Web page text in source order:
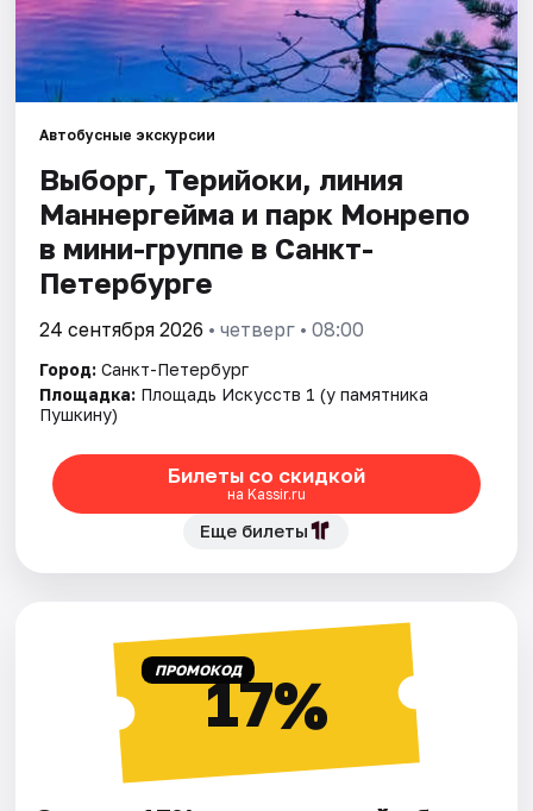
Спорт
События
Города
Площадки
Артисты
Рейтинги
Автобусные экскурсии
Выборг, Терийоки, линия
Маннергейма и парк Монрепо
в мини-группе в Санкт-
Петербурге
24 сентября 2026 • четверг • 08:00
Город: Санкт-Петербург
Площадка: Площадь Искусств 1 (у памятника
Пушкину)
Билеты со скидкой
на Kassir.ru
Еще билеты
ПРОМОКОД17%